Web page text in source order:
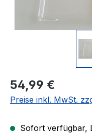
Regulärer Preis:
54,99 €
Preise inkl. MwSt.
Sofort verfügbar,